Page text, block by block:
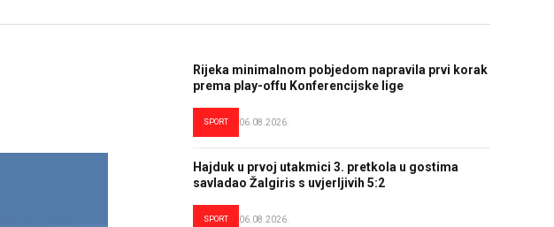
Rijeka minimalnom pobjedom napravila prvi korak
prema play-offu Konferencijske lige
SPORT 06.08.2026.
Hajduk u prvoj utakmici 3. pretkola u gostima
savladao Žalgiris s uvjerljivih 5:2
SPORT 06.08.2026.